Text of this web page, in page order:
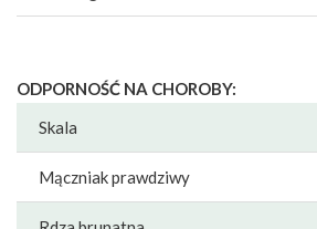
ODPORNOŚĆ NA CHOROBY:
Skala
Mączniak prawdziwy